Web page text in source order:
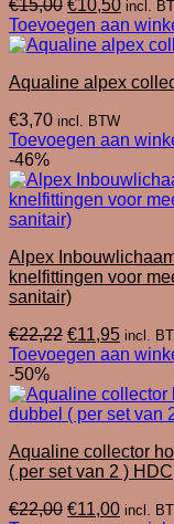
€15,00
prijs
was:
€10,50
prijs
is:
incl.
Toevoegen aan
Aqualine alpex
€3,70 incl. BTW
Toevoegen aan
-46%
Alpex
knelfittingen voor
sanitair)
€22,22
prijs
€22,22.
€11,95
prijs
incl.
Toevoegen aan
-50%
Aqualine collector
( per set van 2 ) HDC
€22,00 €11,00 incl.